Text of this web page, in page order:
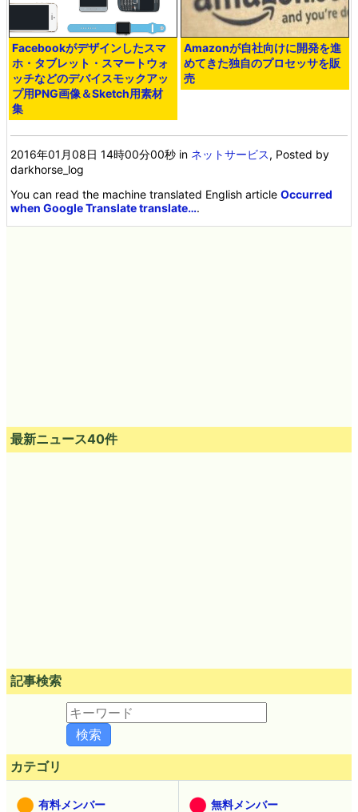
Facebookがデザインしたスマ
ホ・タブレット・スマートウォ
ッチなどのデバイスモックアッ
プ用PNG画像＆Sketch用素材
集
Amazonが自社向けに開発を進
めてきた独自のプロセッサを販
売
2016年01月08日 14時00分00秒 in ネットサービス, Posted by
darkhorse_log
You can read the machine translated English articleOccurred
when Google Translate translate….
最新ニュース40件
記事検索
カテゴリ
有料メンバー 無料メンバー